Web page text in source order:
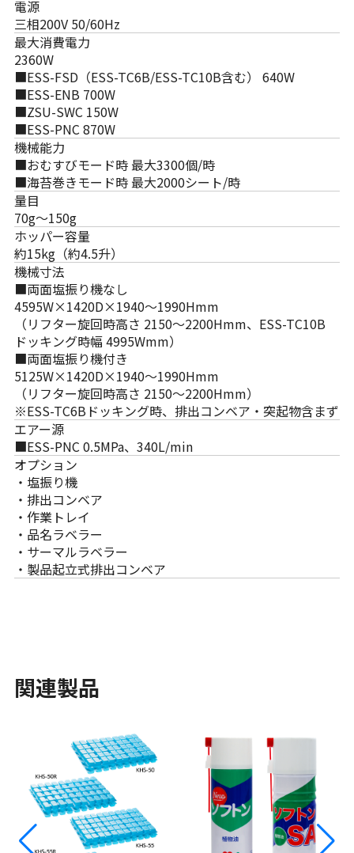
電源
三相200V 50/60Hz
最大消費電力
2360W
■ESS-FSD（ESS-TC6B/ESS-TC10B含む） 640W
■ESS-ENB 700W
■ZSU-SWC 150W
■ESS-PNC 870W
機械能力
■おむすびモード時 最大3300個/時
■海苔巻きモード時 最大2000シート/時
量目
70g～150g
ホッパー容量
約15kg（約4.5升）
機械寸法
■両面塩振り機なし
4595W×1420D×1940〜1990Hmm
（リフター旋回時高さ 2150〜2200Hmm、ESS-TC10B
ドッキング時幅 4995Wmm）
■両面塩振り機付き
5125W×1420D×1940〜1990Hmm
（リフター旋回時高さ 2150〜2200Hmm）
※ESS-TC6Bドッキング時、排出コンベア・突起物含まず
エアー源
■ESS-PNC 0.5MPa、340L/min
オプション
・塩振り機
・排出コンベア
・作業トレイ
・品名ラベラー
・サーマルラベラー
・製品起立式排出コンベア
関連製品